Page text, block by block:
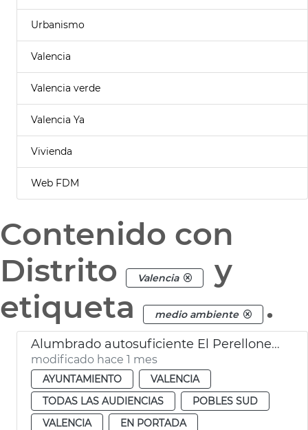
Urbanismo
Valencia
Valencia verde
Valencia Ya
Vivienda
Web FDM
Contenido con
Distrito
Valencia
y
etiqueta
medio ambiente .
Alumbrado autosuficiente El Perellonet València
modificado hace 1 mes
AYUNTAMIENTO
VALENCIA
TODAS LAS AUDIENCIAS
POBLES SUD
VALENCIA
EN PORTADA